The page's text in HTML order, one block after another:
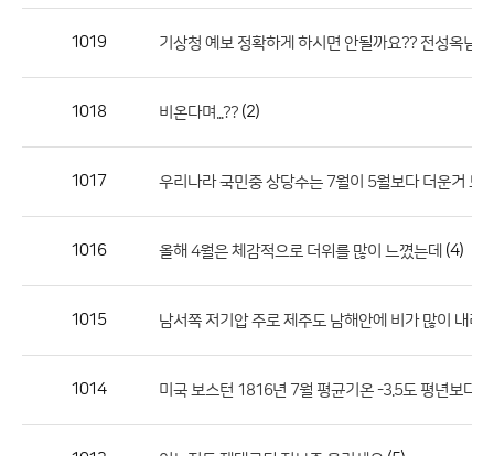
론
호,
록
1019 기상청 예보 정확하게 하시면 안될까요?? 전성옥님
1018 비온다며...?? (2)
1017 우리나라 국민중 상당수는 7월이 5월보다 더운거 모
1016 올해 4월은 체감적으로 더위를 많이 느꼈는데 (4)
1015 남서쪽 저기압 주로 제주도 남해안에 비가 많이 내리
1014 미국 보스턴 1816년 7월 평균기온 -3.5도 평년보다